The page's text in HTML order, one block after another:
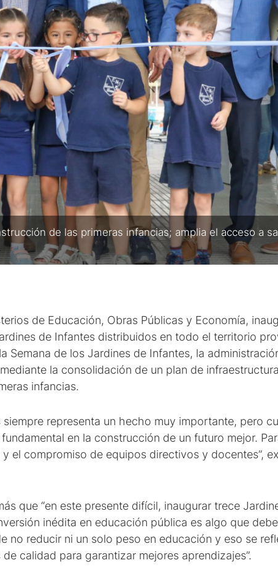
de las primeras infancias; amplia el acceso a
de Educación, Obras Públicas y Economía,
de Infantes distribuidos en todo el territorio
Semana de los Jardines de Infantes, la
la consolidación de un plan de
infancias.
representa un hecho muy importante, pero
en la construcción de un futuro mejor.
el compromiso de equipos directivos y docentes”,
que “en este presente difícil, inaugurar trece
inédita en educación pública es algo que
no reducir ni un solo peso en educación y eso se
calidad para garantizar mejores aprendizajes”.